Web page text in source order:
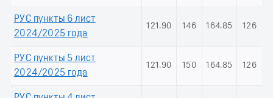
РУС пункты 6 лист
2024/2025 года
121.90 146 164.85 126
РУС пункты 5 лист
2024/2025 года
121.90 150 164.85 126